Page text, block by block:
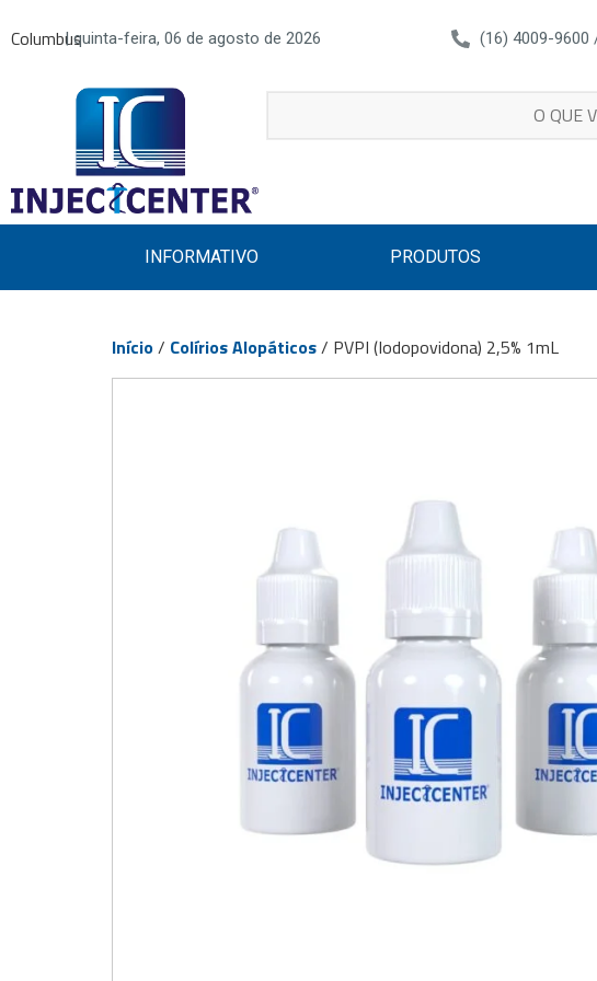
Columbus| quinta-feira, 06 de agosto de 2026 (16) 4009-9600
INFORMATIVO PRODUTOS
Início/ Colírios Alopáticos/ PVPI (Iodopovidona) 2,5% 1mL